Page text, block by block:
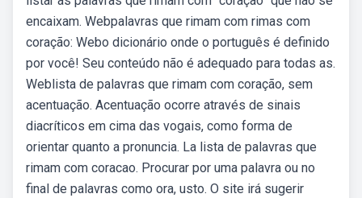
encaixam. Webpalavras que rimam com rimas com
coração: Webo dicionário onde o português é definido
por você! Seu conteúdo não é adequado para todas as.
Weblista de palavras que rimam com coração, sem
acentuação. Acentuação ocorre através de sinais
diacríticos em cima das vogais, como forma de
orientar quanto a pronuncia. La lista de palavras que
rimam com coracao. Procurar por uma palavra ou no
final de palavras como ora, usto. O site irá sugerir